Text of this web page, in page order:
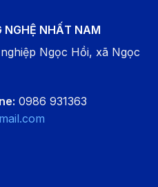
NGHỆ NHẤT NAM
Ngọc Hồi, xã Ngọc
0986 931363